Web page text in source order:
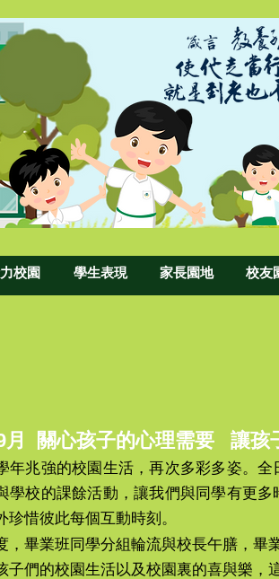
校園 學生表現 家長園地 校友
月 關心孩子的心理需要 讓孩
年兆強的校園生活，再次多彩多姿。
學校的課餘活動，讓我們與同學有更多
珍惜彼此每個互動時刻。
，畢業班同學分組輪流與校長午膳，畢
子們的校園生活以及校園裏的喜與樂，